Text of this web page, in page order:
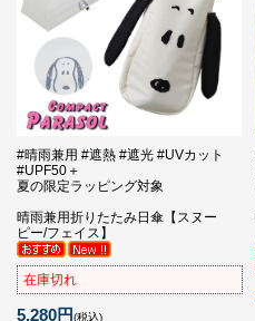
#晴雨兼用 #遮熱 #遮光 #UVカット
#UPF50＋
夏の限定ラッピング対象
晴雨兼用折りたたみ日傘【スヌー
ピー/フェイス】
在庫切れ
5,280円(税込)